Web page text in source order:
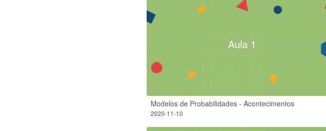
Aula 1
Modelos de Probabilidades - Acontecimentos
2020-11-10